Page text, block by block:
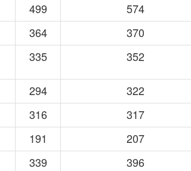
499
574
364
370
335 352
294
322
316
317
191
207
339
396